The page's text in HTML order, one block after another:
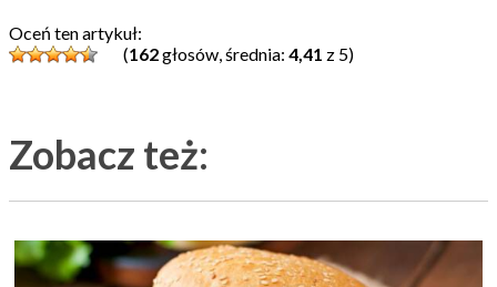
Oceń ten artykuł:
(162głosów, średnia: 4,41 z 5)
Zobacz też: